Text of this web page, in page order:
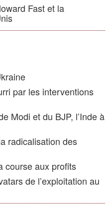
Fast et la
par les interventions
Modi et du BJP, l’Inde à
radicalisation des
course aux profits
de l’exploitation au